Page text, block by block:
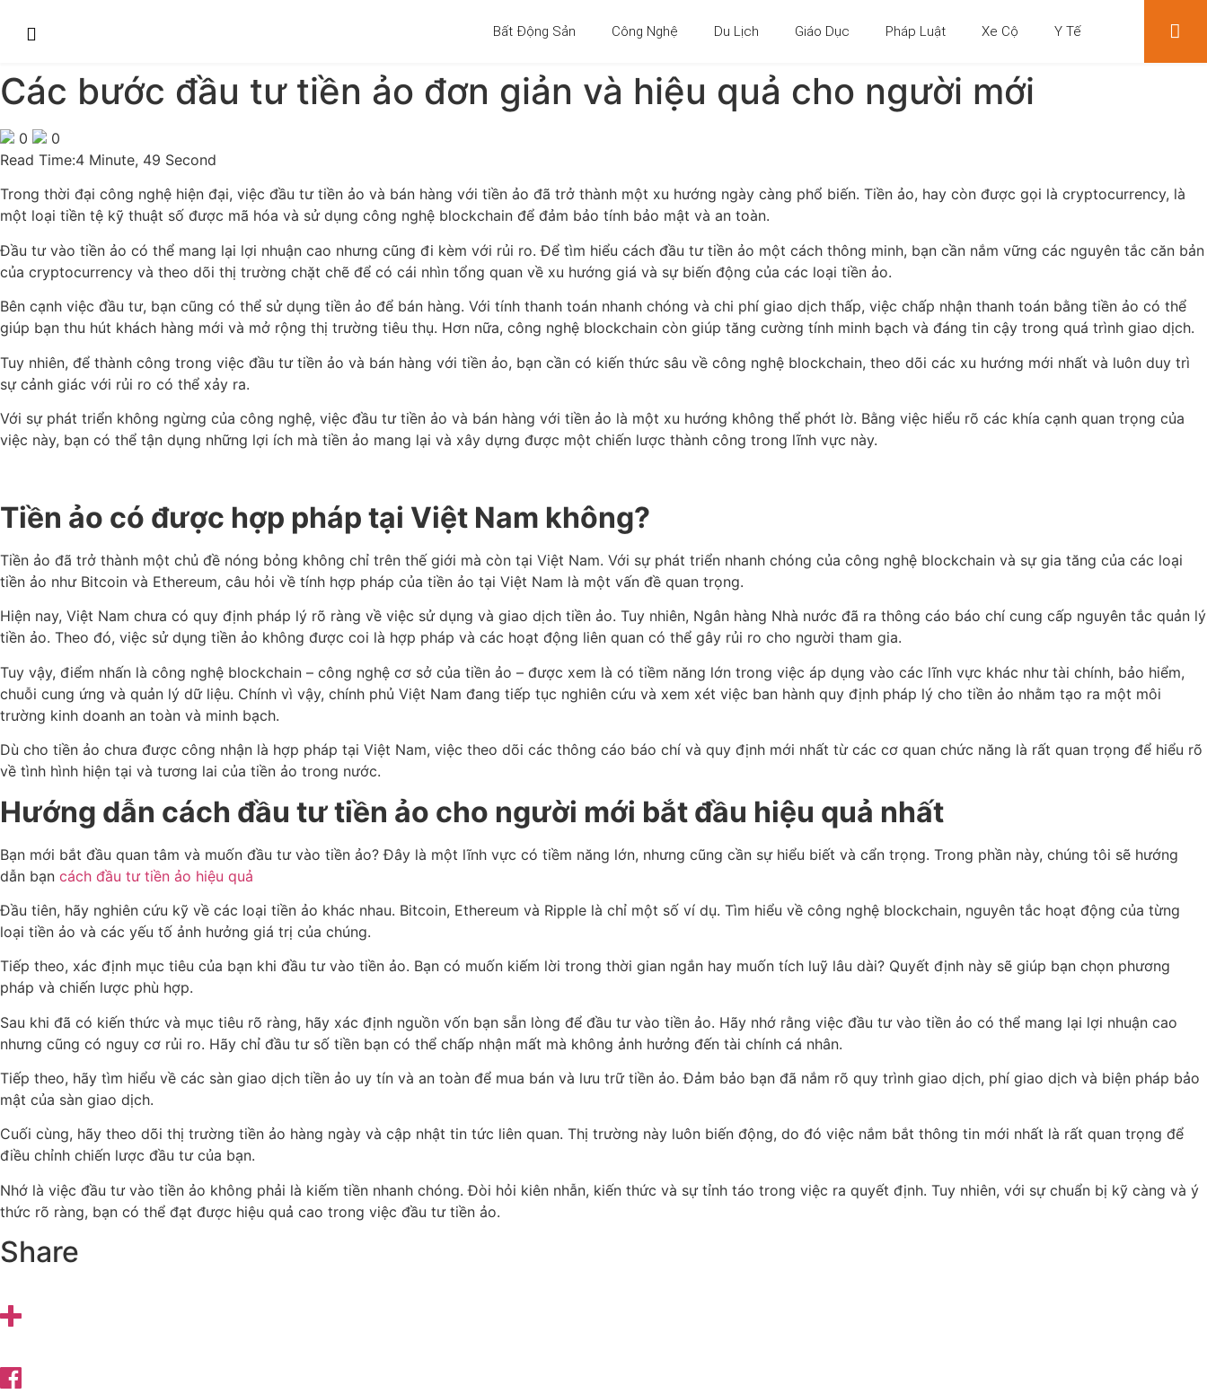
Bất Động Sản Công Nghệ Du Lịch Giáo Dục Pháp Luật Xe Cộ Y Tế
Các bước đầu tư tiền ảo đơn giản và hiệu quả cho người mới
0
0
Read Time:4 Minute, 49 Second
Trong thời đại công nghệ hiện đại, việc đầu tư tiền ảo và bán hàng với tiền ảo đã trở thành một xu hướng ngày càng phổ biến. Tiền ảo, hay còn được gọi là cryptocurrency, là
một loại tiền tệ kỹ thuật số được mã hóa và sử dụng công nghệ blockchain để đảm bảo tính bảo mật và an toàn.
Đầu tư vào tiền ảo có thể mang lại lợi nhuận cao nhưng cũng đi kèm với rủi ro. Để tìm hiểu cách đầu tư tiền ảo một cách thông minh, bạn cần nắm vững các nguyên tắc căn bản
của cryptocurrency và theo dõi thị trường chặt chẽ để có cái nhìn tổng quan về xu hướng giá và sự biến động của các loại tiền ảo.
Bên cạnh việc đầu tư, bạn cũng có thể sử dụng tiền ảo để bán hàng. Với tính thanh toán nhanh chóng và chi phí giao dịch thấp, việc chấp nhận thanh toán bằng tiền ảo có thể
giúp bạn thu hút khách hàng mới và mở rộng thị trường tiêu thụ. Hơn nữa, công nghệ blockchain còn giúp tăng cường tính minh bạch và đáng tin cậy trong quá trình giao dịch.
Tuy nhiên, để thành công trong việc đầu tư tiền ảo và bán hàng với tiền ảo, bạn cần có kiến thức sâu về công nghệ blockchain, theo dõi các xu hướng mới nhất và luôn duy trì
sự cảnh giác với rủi ro có thể xảy ra.
Với sự phát triển không ngừng của công nghệ, việc đầu tư tiền ảo và bán hàng với tiền ảo là một xu hướng không thể phớt lờ. Bằng việc hiểu rõ các khía cạnh quan trọng của
việc này, bạn có thể tận dụng những lợi ích mà tiền ảo mang lại và xây dựng được một chiến lược thành công trong lĩnh vực này.
Tiền ảo có được hợp pháp tại Việt Nam không?
Tiền ảo đã trở thành một chủ đề nóng bỏng không chỉ trên thế giới mà còn tại Việt Nam. Với sự phát triển nhanh chóng của công nghệ blockchain và sự gia tăng của các loại
tiền ảo như Bitcoin và Ethereum, câu hỏi về tính hợp pháp của tiền ảo tại Việt Nam là một vấn đề quan trọng.
Hiện nay, Việt Nam chưa có quy định pháp lý rõ ràng về việc sử dụng và giao dịch tiền ảo. Tuy nhiên, Ngân hàng Nhà nước đã ra thông cáo báo chí cung cấp nguyên tắc quản lý
tiền ảo. Theo đó, việc sử dụng tiền ảo không được coi là hợp pháp và các hoạt động liên quan có thể gây rủi ro cho người tham gia.
Tuy vậy, điểm nhấn là công nghệ blockchain – công nghệ cơ sở của tiền ảo – được xem là có tiềm năng lớn trong việc áp dụng vào các lĩnh vực khác như tài chính, bảo hiểm,
chuỗi cung ứng và quản lý dữ liệu. Chính vì vậy, chính phủ Việt Nam đang tiếp tục nghiên cứu và xem xét việc ban hành quy định pháp lý cho tiền ảo nhằm tạo ra một môi
trường kinh doanh an toàn và minh bạch.
Dù cho tiền ảo chưa được công nhận là hợp pháp tại Việt Nam, việc theo dõi các thông cáo báo chí và quy định mới nhất từ các cơ quan chức năng là rất quan trọng để hiểu rõ
về tình hình hiện tại và tương lai của tiền ảo trong nước.
Hướng dẫn cách đầu tư tiền ảo cho người mới bắt đầu hiệu quả nhất
Bạn mới bắt đầu quan tâm và muốn đầu tư vào tiền ảo? Đây là một lĩnh vực có tiềm năng lớn, nhưng cũng cần sự hiểu biết và cẩn trọng. Trong phần này, chúng tôi sẽ hướng
dẫn bạn cách đầu tư tiền ảo hiệu quả
Đầu tiên, hãy nghiên cứu kỹ về các loại tiền ảo khác nhau. Bitcoin, Ethereum và Ripple là chỉ một số ví dụ. Tìm hiểu về công nghệ blockchain, nguyên tắc hoạt động của từng
loại tiền ảo và các yếu tố ảnh hưởng giá trị của chúng.
Tiếp theo, xác định mục tiêu của bạn khi đầu tư vào tiền ảo. Bạn có muốn kiếm lời trong thời gian ngắn hay muốn tích luỹ lâu dài? Quyết định này sẽ giúp bạn chọn phương
pháp và chiến lược phù hợp.
Sau khi đã có kiến thức và mục tiêu rõ ràng, hãy xác định nguồn vốn bạn sẵn lòng để đầu tư vào tiền ảo. Hãy nhớ rằng việc đầu tư vào tiền ảo có thể mang lại lợi nhuận cao
nhưng cũng có nguy cơ rủi ro. Hãy chỉ đầu tư số tiền bạn có thể chấp nhận mất mà không ảnh hưởng đến tài chính cá nhân.
Tiếp theo, hãy tìm hiểu về các sàn giao dịch tiền ảo uy tín và an toàn để mua bán và lưu trữ tiền ảo. Đảm bảo bạn đã nắm rõ quy trình giao dịch, phí giao dịch và biện pháp bảo
mật của sàn giao dịch.
Cuối cùng, hãy theo dõi thị trường tiền ảo hàng ngày và cập nhật tin tức liên quan. Thị trường này luôn biến động, do đó việc nắm bắt thông tin mới nhất là rất quan trọng để
điều chỉnh chiến lược đầu tư của bạn.
Nhớ là việc đầu tư vào tiền ảo không phải là kiếm tiền nhanh chóng. Đòi hỏi kiên nhẫn, kiến thức và sự tỉnh táo trong việc ra quyết định. Tuy nhiên, với sự chuẩn bị kỹ càng và ý
thức rõ ràng, bạn có thể đạt được hiệu quả cao trong việc đầu tư tiền ảo.
Share